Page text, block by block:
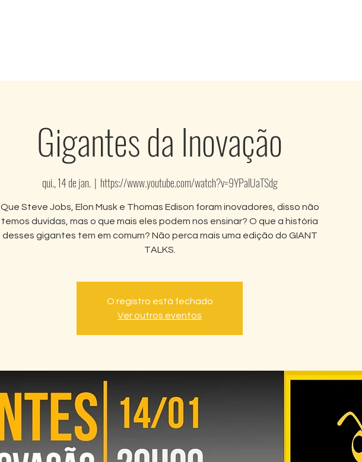
Gigantes da Inovação
qui., 14 de jan.
  |
https://www.youtube.com/watch?v=9YPalUaTSdg
Que Steve Jobs, Elon Musk e Thomas Edison foram inovadores, disso não
temos duvidas, mas o que mais eles podem nos ensinar? O que a história
desses gigantes tem em comum? Não perca mais uma edição do GIANT
O registro está fechado
Ver outros eventos